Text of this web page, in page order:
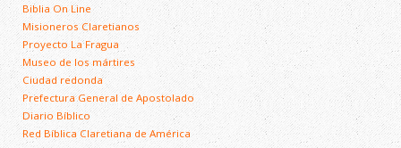
Biblia On Line
Misioneros Claretianos
Proyecto La Fragua
Museo de los mártires
Ciudad redonda
Prefectura General de Apostolado
Diario Bíblico
Red Bíblica Claretiana de América